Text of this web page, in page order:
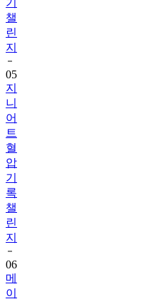
린
지
05
지
니
어
트
혈
압
기
록
챌
린
지
06
메
이
퓨